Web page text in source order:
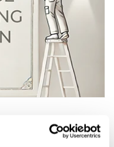
Audi A4, Q7, Q8, A6